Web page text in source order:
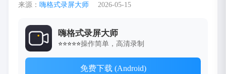
来源： 嗨格式录屏大师 2026-05-15
嗨格式录屏大师
⭐⭐⭐⭐⭐操作简单，高清录制
免费下载 (Android)